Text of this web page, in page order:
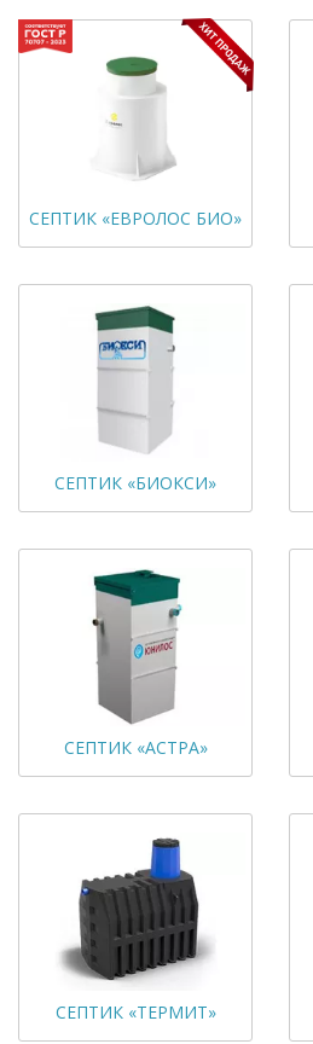
СЕПТИК «ЕВРОЛОС БИО»
СЕПТИК «БИОКСИ»
СЕПТИК «АСТРА»
СЕПТИК «ТЕРМИТ»